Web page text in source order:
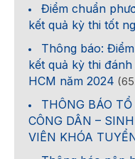
Điểm chuẩn
kết quả kỳ thi tốt
Thông báo:
kết quả kỳ thi
HCM năm 2024
THÔNG BÁO
CÔNG DÂN –
VIÊN KHÓA